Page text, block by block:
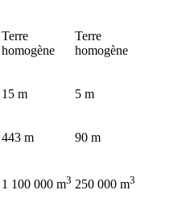
Terre
homogène
Terre
homogène
15 m 5 m
443 m 90 m
1 100 000 m3 250 000 m3